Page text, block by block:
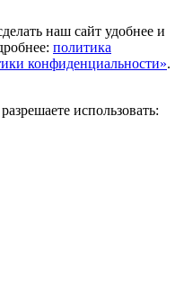
наш сайт удобнее и
политика
конфиденциальности».
использовать: